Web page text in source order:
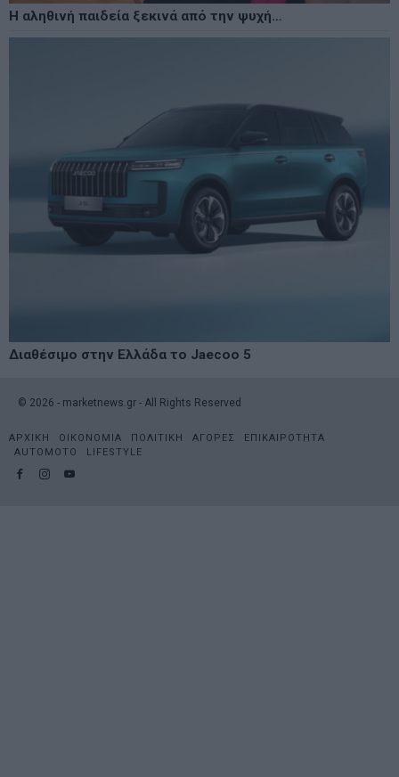
Η αληθινή παιδεία ξεκινά από την ψυχή…
Διαθέσιμο στην Ελλάδα το Jaecoo 5
© 2026 - marketnews.gr - All Rights Reserved
ΑΡΧΙΚΗ ΟΙΚΟΝΟΜΙΑ ΠΟΛΙΤΙΚΗ ΑΓΟΡΕΣ
ΕΠΙΚΑΙΡΟΤΗΤΑ
AUTOMOTO
LIFESTYLE